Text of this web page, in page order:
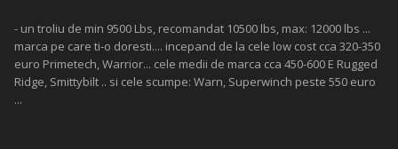
- un troliu de min 9500 Lbs, recomandat 10500 lbs, max: 12000 lbs ...
marca pe care ti-o doresti.... incepand de la cele low cost cca 320-350
euro Primetech, Warrior... cele medii de marca cca 450-600 E Rugged
Ridge, Smittybilt .. si cele scumpe: Warn, Superwinch peste 550 euro
...